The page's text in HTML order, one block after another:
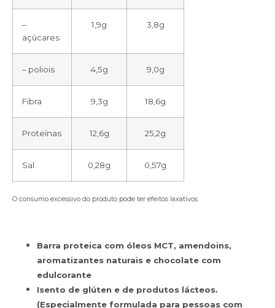
–
açúcares
1,9g 3,8g
– poliois 4,5g 9,0g
Fibra 9,3g 18,6g
Proteínas 12,6g 25,2g
Sal 0,28g 0,57g
O consumo excessivo do produto pode ter efeitos laxativos
Barra proteica com óleos MCT, amendoins,
aromatizantes naturais e chocolate com
edulcorante
Isento de glúten e de produtos lácteos.
(Especialmente formulada para pessoas com